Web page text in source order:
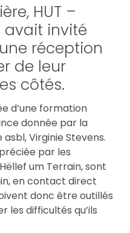
HUT –
avait invité
réception
de leur
côtés.
d’une formation
donnée par la
Virginie Stevens.
par les
um Terrain, sont
en contact direct
donc être outillés
les difficultés qu’ils